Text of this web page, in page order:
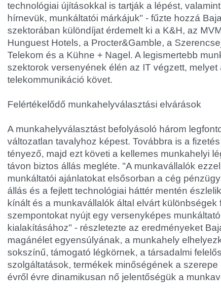
technológiai újításokkal is tartják a lépést,
hírnevük, munkáltatói márkájuk" - fűzte hozzá
szektorában különdíjat érdemelt ki a K&H, az
Hunguest Hotels, a Procter&Gamble, a
Telekom és a Kühne + Nagel. A legismertebb
szektorok versenyének élén az IT végzett, melyet
telekommunikáció követ.
Felértékelődő munkahelyválasztási elvárások
A munkahelyválasztást befolyásoló három
változatlan tavalyhoz képest. Továbbra is a
tényező, majd ezt követi a kellemes munkahelyi
távon biztos állás megléte. "A munkavállalók
munkáltatói ajánlatokat elsősorban a cég
állás és a fejlett technológiai háttér mentén
kínált és a munkavállalók által elvárt különbségek
szempontokat nyújt egy versenyképes
kialakításához" - részletezte az eredményeket
magánélet egyensúlyának, a munkahely
sokszínű, támogató légkörnek, a társadalmi
szolgáltatások, termékek minőségének a
évről évre dinamikusan nő jelentőségük a